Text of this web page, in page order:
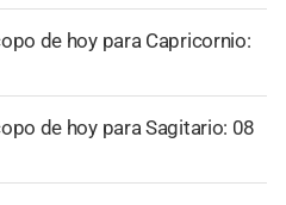
de hoy para Capricornio:
de hoy para Sagitario: 08